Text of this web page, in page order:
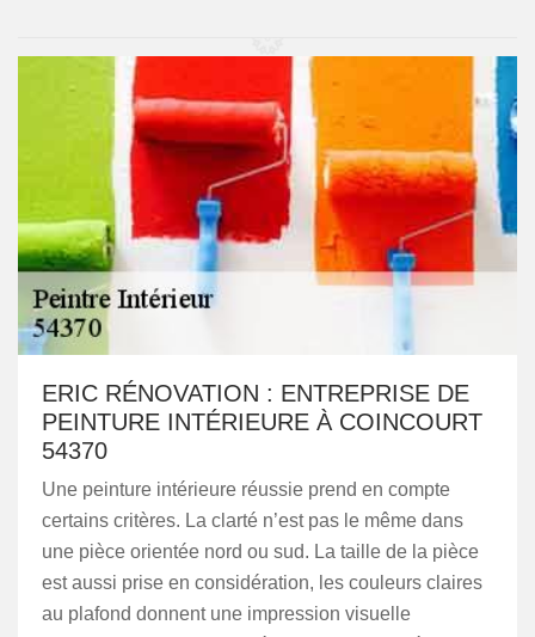
ERIC RÉNOVATION : ENTREPRISE DE
PEINTURE INTÉRIEURE À COINCOURT
54370
Une peinture intérieure réussie prend en compte
certains critères. La clarté n’est pas le même dans
une pièce orientée nord ou sud. La taille de la pièce
est aussi prise en considération, les couleurs claires
au plafond donnent une impression visuelle